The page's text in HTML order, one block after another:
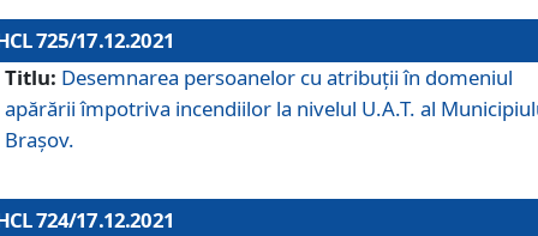
725/17.12.2021
Titlu: Desemnarea persoanelor cu atribuții în domeniul
apărării împotriva incendiilor la nivelul U.A.T. al
Brașov.
724/17.12.2021